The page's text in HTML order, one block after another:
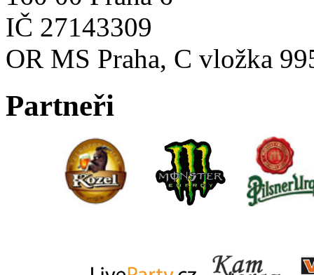
IČ 27143309
OR MS Praha, C vložka
Partneři